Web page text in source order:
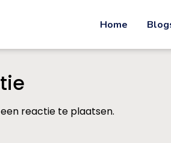
Home
reactie te plaatsen.